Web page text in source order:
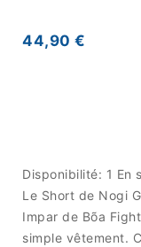
44,90 €
Disponibilité: 1 En
Le Short de Nogi
Impar de Bõa
simple vêtement.